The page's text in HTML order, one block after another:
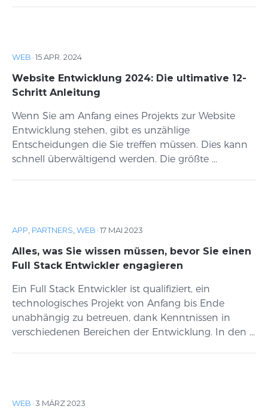
WEB ·15 APR. 2024
Website Entwicklung 2024: Die ultimative 12-
Schritt Anleitung
Wenn Sie am Anfang eines Projekts zur Website
Entwicklung stehen, gibt es unzählige
Entscheidungen die Sie treffen müssen. Dies kann
schnell überwältigend werden. Die größte ...
APP PARTNERS WEB ·17 MAI 2023
Alles, was Sie wissen müssen, bevor Sie einen
Full Stack Entwickler engagieren
Ein Full Stack Entwickler ist qualifiziert, ein
technologisches Projekt von Anfang bis Ende
unabhängig zu betreuen, dank Kenntnissen in
verschiedenen Bereichen der Entwicklung. In den ...
WEB ·3 MÄRZ 2023